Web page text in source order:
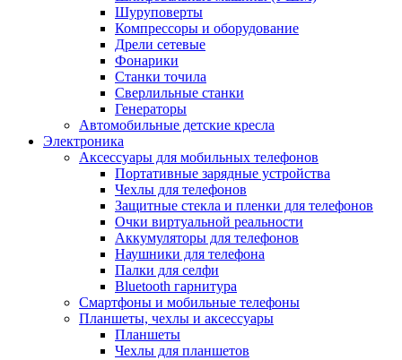
Шуруповерты
Компрессоры и оборудование
Дрели сетевые
Фонарики
Станки точила
Сверлильные станки
Генераторы
Автомобильные детские кресла
Электроника
Аксессуары для мобильных телефонов
Портативные зарядные устройства
Чехлы для телефонов
Защитные стекла и пленки для телефонов
Очки виртуальной реальности
Аккумуляторы для телефонов
Наушники для телефона
Палки для селфи
Bluetooth гарнитура
Смартфоны и мобильные телефоны
Планшеты, чехлы и аксессуары
Планшеты
Чехлы для планшетов